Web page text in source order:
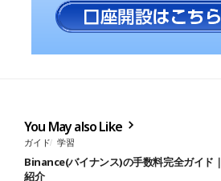
You May also Like
ガイド 学習
Binance(バイナンス)の手数料完全ガイド
紹介